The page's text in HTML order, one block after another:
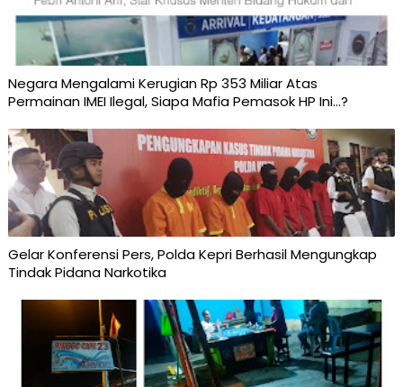
Negara Mengalami Kerugian Rp 353 Miliar Atas
Permainan IMEI Ilegal, Siapa Mafia Pemasok HP Ini...?
Gelar Konferensi Pers, Polda Kepri Berhasil Mengungkap
Tindak Pidana Narkotika